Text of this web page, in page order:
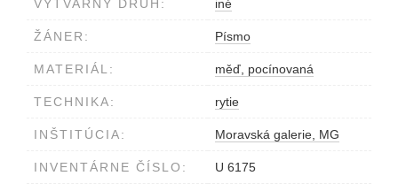
VÝTVARNÝ DRUH: iné
ŽÁNER: Písmo
MATERIÁL: měď, pocínovaná
TECHNIKA: rytie
INŠTITÚCIA: Moravská galerie, MG
INVENTÁRNE ČÍSLO: U 6175